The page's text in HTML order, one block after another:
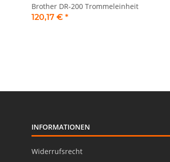
Brother DR-200 Trommeleinheit
120,17 € *
INFORMATIONEN
Widerrufsrecht